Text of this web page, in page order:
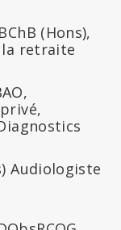
(Hons),
la retraite
Audiologiste